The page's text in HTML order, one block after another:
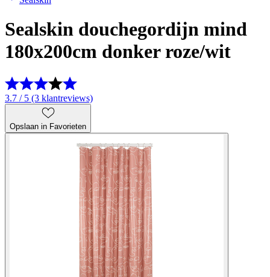
Sealskin douchegordijn mind
180x200cm donker roze/wit
3.7 / 5 (3 klantreviews)
Opslaan in Favorieten